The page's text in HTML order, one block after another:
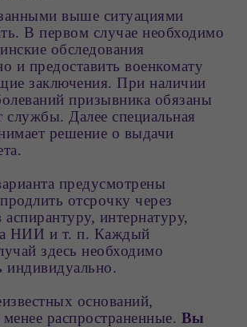
выше ситуациями
В первом случае необходимо
обследования
и предоставить военкомату
заключения. При наличии
призывника обязаны
службы. Далее специальная
решение о выдачи
предусмотрены
отсрочку через
аспирантуру, интернатуру,
НИИ и т. п. Каждый
здесь необходимо
индивидуально.
оснований,
распространенные. Вы